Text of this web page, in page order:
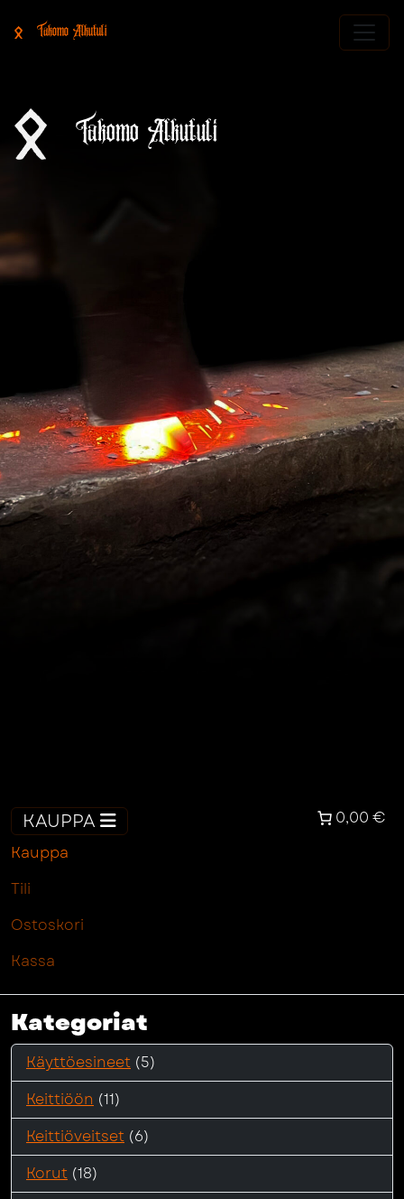
Takomo Alkutuli
Takomo Alkutuli
KAUPPA
Kauppa
Tili
Ostoskori
Kassa
0,00 €
Kategoriat
Käyttöesineet (5)
Keittiöön (11)
Keittiöveitset (6)
Korut (18)